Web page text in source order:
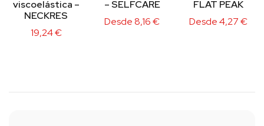
viscoelástica –
NECKRES
19,24€
– SELFCARE
Desde8,16€
FLAT PEAK
Desde4,27€